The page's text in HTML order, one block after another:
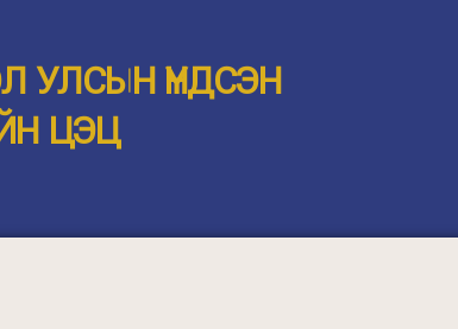
УЛСЫН ҮНДСЭН
ЦЭЦ